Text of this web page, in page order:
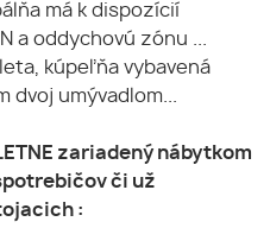
má k dispozícií
a oddychovú zónu ...
kúpeľňa vybavená
dvoj umývadlom...
zariadený nábytkom
či už
: